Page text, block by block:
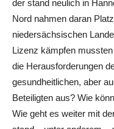
der stand neulich in
Nord nahmen daran
niedersächsischen
Lizenz kämpfen
die Herausforderungen
gesundheitlichen, aber
Beteiligten aus? Wie
Wie geht es weiter mit